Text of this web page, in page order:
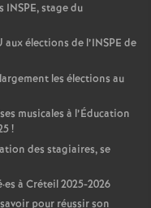
INSPE, stage du
aux élections de l’INSPE de
les élections au
musicales à l’Éducation
!
des stagiaires, se
·es à Créteil 2025-2026
pour réussir son